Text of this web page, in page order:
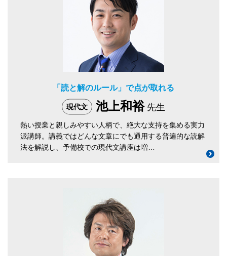
「読と解のルール」で点が取れる
現代文 池上和裕 先生
熱い授業と親しみやすい人柄で、絶大な支持を集める実力
派講師。講義ではどんな文章にでも通用する普遍的な読解
法を解説し、予備校での現代文講座は増…